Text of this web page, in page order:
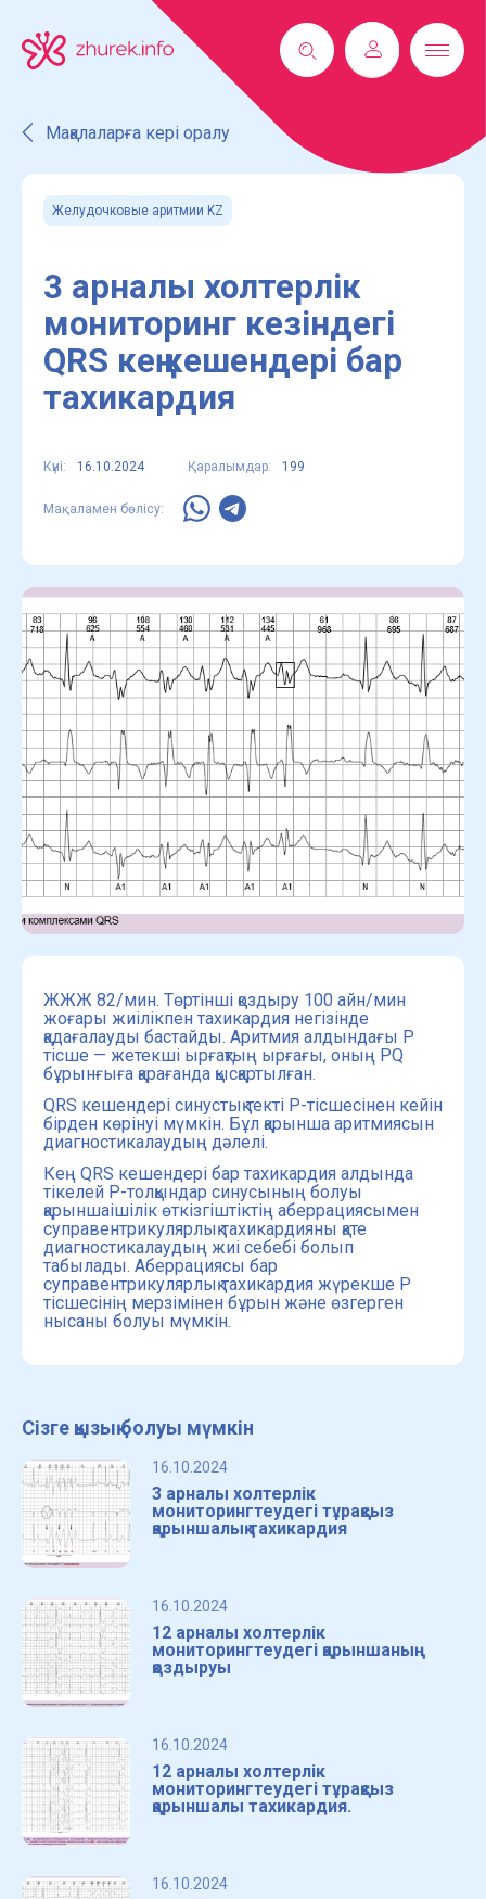
Мақалаларға кері оралу
Желудочковые аритмии KZ
3 арналы холтерлік
мониторинг кезіндегі
QRS кең кешендері бар
тахикардия
Күні: 16.10.2024 Қаралымдар: 199
Мақаламен бөлісу:
ЖЖЖ 82/мин. Төртінші қоздыру 100 айн/мин
жоғары жиілікпен тахикардия негізінде
қадағалауды бастайды. Аритмия алдындағы Р
тісше — жетекші ырғақтың ырғағы, оның PQ
бұрынғыға қарағанда қысқартылған.
QRS кешендері синустық текті Р-тісшесінен кейін
бірден көрінуі мүмкін. Бұл қарынша аритмиясын
диагностикалаудың дәлелі.
Кең QRS кешендері бар тахикардия алдында
тікелей Р-толқындар синусының болуы
қарыншаішілік өткізгіштіктің аберрациясымен
суправентрикулярлық тахикардияны қате
диагностикалаудың жиі себебі болып
табылады. Аберрациясы бар
суправентрикулярлық тахикардия жүрекше Р
тісшесінің мерзімінен бұрын және өзгерген
нысаны болуы мүмкін.
Сізге қызық болуы мүмкін
16.10.2024
3 арналы холтерлік
мониторингтеудегі тұрақсыз
қарыншалық тахикардия
16.10.2024
12 арналы холтерлік
мониторингтеудегі қарыншаның
қоздыруы
16.10.2024
12 арналы холтерлік
мониторингтеудегі тұрақсыз
қарыншалы тахикардия.
16.10.2024